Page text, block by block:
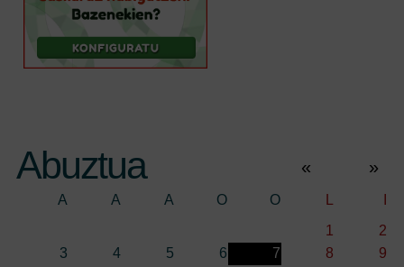
Abuztua « »
A A A O O
1
2
3
4 5 6 7 8
9